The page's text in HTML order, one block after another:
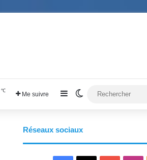
℃ Me suivre Sidebar (barre latérale)
Switch skin
Réseaux sociaux